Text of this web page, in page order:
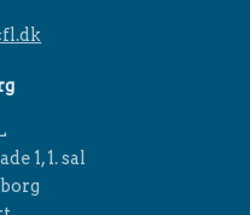
1, 1. sal